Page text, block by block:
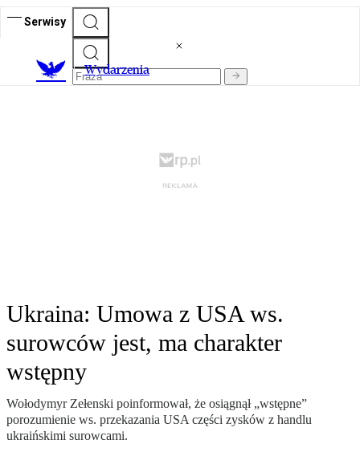
Serwisy
Wydarzenia
Ukraina: Umowa z USA ws.
surowców jest, ma charakter
wstępny
Wołodymyr Zełenski poinformował, że osiągnął „wstępne”
porozumienie ws. przekazania USA części zysków z handlu
ukraińskimi surowcami.